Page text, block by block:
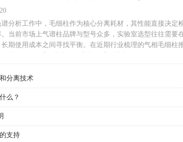
分析工作中，毛细柱作为核心分离耗材，其性能直接决定
当前市场上气谱柱品牌与型号众多，实验室选型往往需要
长期使用成本之间寻找平衡。在近期行业梳理的气相毛细柱
分离技术
么？
支持